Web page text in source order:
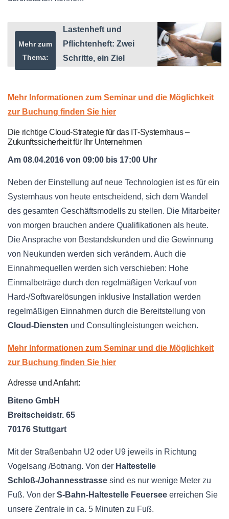
Mehr zum
Thema:
Lastenheft und
Pflichtenheft: Zwei
Schritte, ein Ziel
Mehr Informationen zum Seminar und die Möglichkeit
zur Buchung finden Sie hier
Die richtige Cloud-Strategie für das IT-Systemhaus –
Zukunftssicherheit für Ihr Unternehmen
Am 08.04.2016 von 09:00 bis 17:00 Uhr
Neben der Einstellung auf neue Technologien ist es für ein
Systemhaus von heute entscheidend, sich dem Wandel
des gesamten Geschäftsmodells zu stellen. Die Mitarbeiter
von morgen brauchen andere Qualifikationen als heute.
Die Ansprache von Bestandskunden und die Gewinnung
von Neukunden werden sich verändern. Auch die
Einnahmequellen werden sich verschieben: Hohe
Einmalbeträge durch den regelmäßigen Verkauf von
Hard-/Softwarelösungen inklusive Installation werden
regelmäßigen Einnahmen durch die Bereitstellung von
Cloud-Diensten und Consultingleistungen weichen.
Mehr Informationen zum Seminar und die Möglichkeit
zur Buchung finden Sie hier
Adresse und Anfahrt:
Biteno GmbH
Breitscheidstr. 65
70176 Stuttgart
Mit der Straßenbahn U2 oder U9 jeweils in Richtung
Vogelsang /Botnang. Von der Haltestelle
Schloß-/Johannesstrasse sind es nur wenige Meter zu
Fuß. Von der S-Bahn-Haltestelle Feuersee erreichen Sie
unsere Zentrale in ca. 5 Minuten zu Fuß.